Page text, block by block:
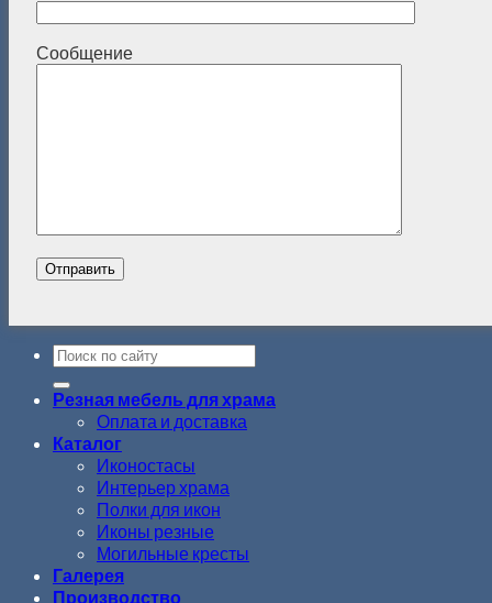
Сообщение
Резная мебель для храма
Оплата и доставка
Каталог
Иконостасы
Интерьер храма
Полки для икон
Иконы резные
Могильные кресты
Галерея
Производство